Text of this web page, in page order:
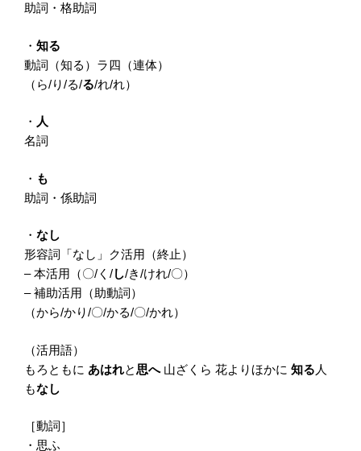
助詞・格助詞
・ 知る
動詞（知る）ラ四（連体）
（ら/り/る/る/れ/れ）
・ 人
名詞
・ も
助詞・係助詞
・ なし
形容詞「なし」ク活用（終止）
– 本活用（〇/く/し/き/けれ/〇）
– 補助活用（助動詞）
（から/かり/〇/かる/〇/かれ）
（活用語）
もろともに あはれと思へ山ざくら 花よりほかに 知る 人
もなし
［動詞］
・思ふ